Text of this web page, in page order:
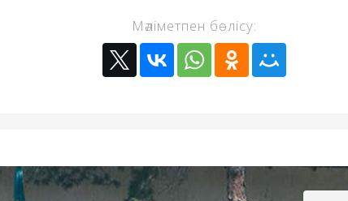
Мәліметпен бөлісу: